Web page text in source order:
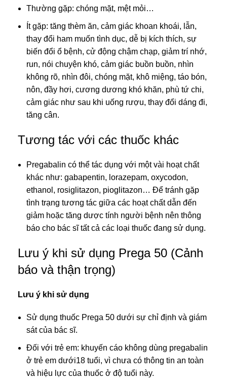
Thường gặp: chóng mặt, mệt mỏi…
Ít gặp: tăng thèm ăn, cảm giác khoan khoái, lẫn,
thay đổi ham muốn tình dục, dễ bị kích thích, sự
biến đổi ổ bệnh, cử động chậm chạp, giảm trí nhớ,
run, nói chuyện khó, cảm giác buồn buồn, nhìn
không rõ, nhìn đôi, chóng mặt, khô miệng, táo bón,
nôn, đầy hơi, cương dương khó khăn, phù tứ chi,
cảm giác như sau khi uống rượu, thay đổi dáng đi,
tăng cân.
Tương tác với các thuốc khác
Pregabalin có thể tác dụng với một vài hoạt chất
khác như: gabapentin, lorazepam, oxycodon,
ethanol, rosiglitazon, pioglitazon… Để tránh gặp
tình trạng tương tác giữa các hoạt chất dẫn đến
giảm hoặc tăng dược tính người bệnh nên thông
báo cho bác sĩ tất cả các loại thuốc đang sử dụng.
Lưu ý khi sử dụng Prega 50 (Cảnh
báo và thận trọng)
Lưu ý khi sử dụng
Sử dụng thuốc Prega 50 dưới sự chỉ định và giám
sát của bác sĩ.
Đối với trẻ em: khuyến cáo không dùng pregabalin
ở trẻ em dưới18 tuổi, vì chưa có thông tin an toàn
và hiệu lực của thuốc ở độ tuổi này.